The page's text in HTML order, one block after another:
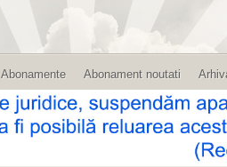
Abonamente Abonament noutati